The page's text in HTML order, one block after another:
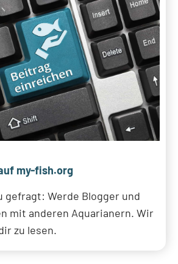
my-fish.org
gefragt: Werde Blogger und
mit anderen Aquarianern. Wir
zu lesen.